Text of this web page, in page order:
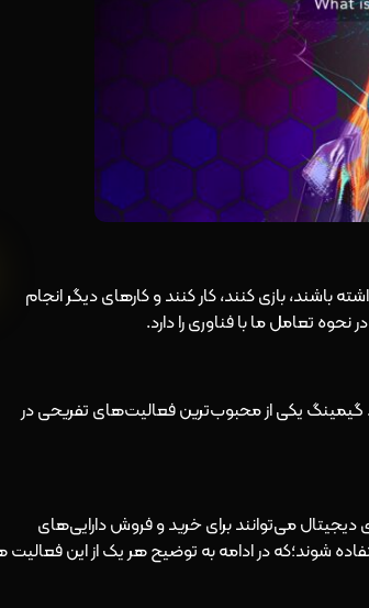
باشند، بازی کنند، کار کنند و کارهای دیگر انجام
تعامل ما با فناوری را دارد.
گیمینگ یکی از محبوب‌ترین فعالیت‌های تفریحی در
می‌توانند برای خرید و فروش دارایی‌های
شوند؛که در ادامه به توضیح هر یک از این فعالیت